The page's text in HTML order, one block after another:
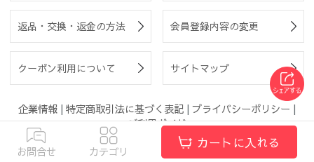
返品・交換・返金の方法 会員登録内容の変更
クーポン利用について サイトマップ
企業情報 | 特定商取引法に基づく表記 | プライバシーポリシー |
ご利用ガイド
お問合せ カテゴリ
カートに入れる